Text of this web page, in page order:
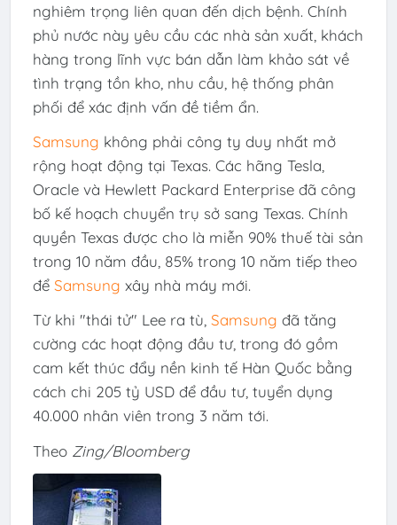
nghiêm trọng liên quan đến dịch bệnh. Chính
phủ nước này yêu cầu các nhà sản xuất, khách
hàng trong lĩnh vực bán dẫn làm khảo sát về
tình trạng tồn kho, nhu cầu, hệ thống phân
phối để xác định vấn đề tiềm ẩn.
Samsung không phải công ty duy nhất mở
rộng hoạt động tại Texas. Các hãng Tesla,
Oracle và Hewlett Packard Enterprise đã công
bố kế hoạch chuyển trụ sở sang Texas. Chính
quyền Texas được cho là miễn 90% thuế tài sản
trong 10 năm đầu, 85% trong 10 năm tiếp theo
để Samsung xây nhà máy mới.
Từ khi "thái tử" Lee ra tù, Samsung đã tăng
cường các hoạt động đầu tư, trong đó gồm
cam kết thúc đẩy nền kinh tế Hàn Quốc bằng
cách chi 205 tỷ USDđể đầu tư, tuyển dụng
40.000 nhân viên trong 3 năm tới.
Theo Zing/Bloomberg